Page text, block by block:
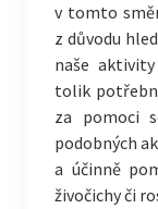
v tomto
z důvodu
naše
tolik
za pomoci
podobných
a účinně
živočichy či